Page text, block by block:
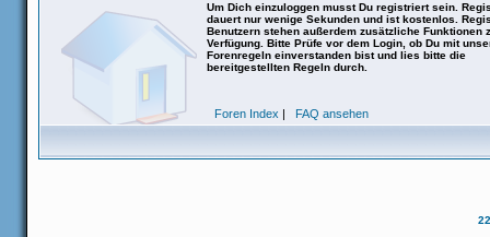
Um Dich einzuloggen musst Du registriert sein.
dauert nur wenige Sekunden und ist kostenlos.
Benutzern stehen außerdem zusätzliche Funktionen
Verfügung. Bitte Prüfe vor dem Login, ob Du mit
Forenregeln einverstanden bist und lies bitte die
bereitgestellten Regeln durch.
Foren Index | FAQ ansehen